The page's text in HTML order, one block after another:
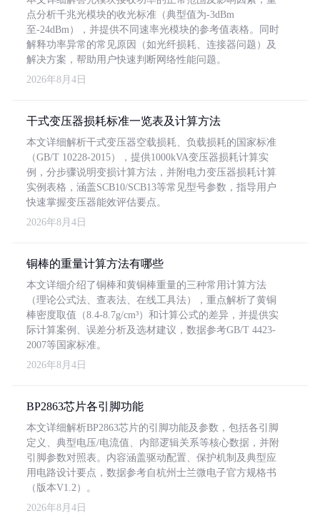
点分析千兆光模块的收光标准（典型值为-3dBm
至-24dBm），并提供不同速率光模块的参考值表格。同时
解释功率异常的常见原因（如光纤损耗、连接器问题）及
解决方案，帮助用户快速判断网络性能问题。
2026年8月4日
干式变压器损耗标准一览表及计算方法
本文详细解析干式变压器空载损耗、负载损耗的国家标准
（GB/T 10228-2015），提供1000kVA变压器损耗计算实
例，分步骤说明变损计算方法，并附电力变压器损耗计算
实例表格，涵盖SCB10/SCB13等常见型号参数，指导用户
快速掌握变压器能效评估要点。
2026年8月4日
铜棒的重量计算方法有哪些
本文详细介绍了铜棒和黄铜棒重量的三种常用计算方法
（理论公式法、查表法、在线工具法），重点解析了黄铜
棒密度取值（8.4-8.7g/cm³）和计算公式的差异，并提供实
际计算案例、误差分析及选材建议，数据参考GB/T 4423-
2007等国家标准。
2026年8月4日
BP2863芯片各引脚功能
本文详细解析BP2863芯片的引脚功能及参数，包括各引脚
定义、典型电压/电流值、内部逻辑关系等核心数据，并附
引脚参数对照表。内容涵盖驱动配置、保护机制及典型应
用电路设计要点，数据参考自杭州士兰微电子官方规格书
（版本V1.2）。
2026年8月4日